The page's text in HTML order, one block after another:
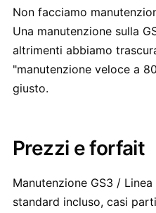
Non facciamo
Una manutenzione sulla
altrimenti abbiamo
"manutenzione veloce a
giusto.
Prezzi e forfait
Manutenzione GS3 /
standard incluso, casi